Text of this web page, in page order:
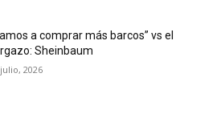
a comprar más barcos” vs el
Sheinbaum
2026